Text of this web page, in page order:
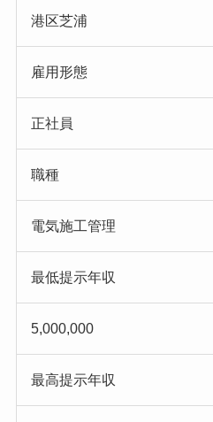
港区芝浦
雇用形態
正社員
職種
電気施工管理
最低提示年収
5,000,000
最高提示年収